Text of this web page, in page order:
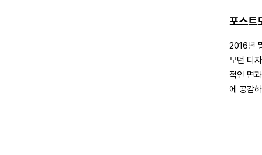
포스트
2016년
모던 디
적인 면
에 공감